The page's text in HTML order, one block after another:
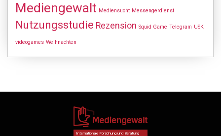
Mediengewalt Mediensucht Messengerdienst
Nutzungsstudie Rezension Squid Game Telegram USK
videogames Weihnachten
Internationale Forschung und Beratung